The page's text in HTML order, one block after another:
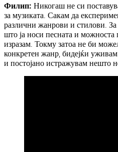
Филип: Никогаш не си
за музиката. Сакам да
различни жанрови и стилови. За
што ја носи песната и можноста
изразам. Токму затоа не би
конкретен жанр, бидејќи
и постојано истражувам нешто